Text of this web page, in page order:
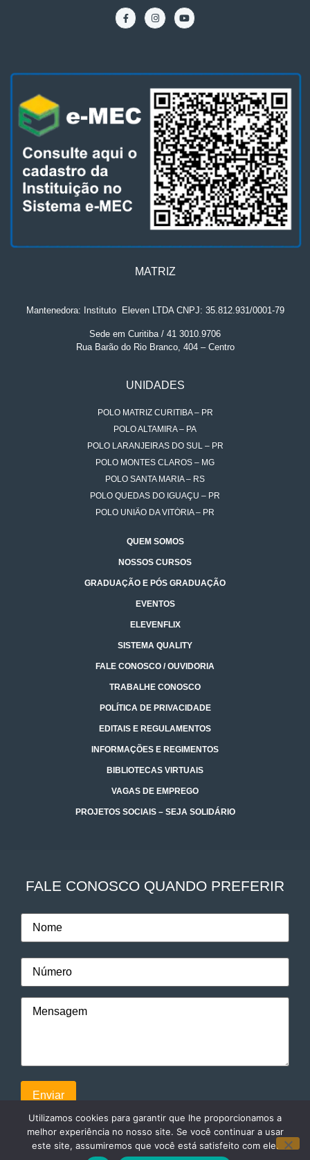
MATRIZ
Mantenedora: Instituto. Eleven LTDA CNPJ: 35.812.931/0001-79
Sede em Curitiba / 41 3010.9706
Rua Barão do Rio Branco, 404 – Centro
UNIDADES
POLO MATRIZ CURITIBA – PR
POLO ALTAMIRA – PA
POLO LARANJEIRAS DO SUL – PR
POLO MONTES CLAROS – MG
POLO SANTA MARIA – RS
POLO QUEDAS DO IGUAÇU – PR
POLO UNIÃO DA VITÓRIA – PR
QUEM SOMOS
NOSSOS CURSOS
GRADUAÇÃO E PÓS GRADUAÇÃO
EVENTOS
ELEVENFLIX
SISTEMA QUALITY
FALE CONOSCO / OUVIDORIA
TRABALHE CONOSCO
POLÍTICA DE PRIVACIDADE
EDITAIS E REGULAMENTOS
INFORMAÇÕES E REGIMENTOS
BIBLIOTECAS VIRTUAIS
VAGAS DE EMPREGO
PROJETOS SOCIAIS – SEJA SOLIDÁRIO
FALE CONOSCO QUANDO PREFERIR
Utilizamos cookies para garantir que lhe proporcionamos a
melhor experiência no nosso site. Se você continuar a usar
este site, assumiremos que você está satisfeito com ele.